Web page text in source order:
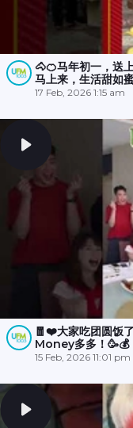
🐴🍊马年初一，送
马上来，生活甜如
17 Feb, 2026 1:15 am
🧧❤️大家吃团圆饭
Money多多！🥳💰
15 Feb, 2026 11:01 pm